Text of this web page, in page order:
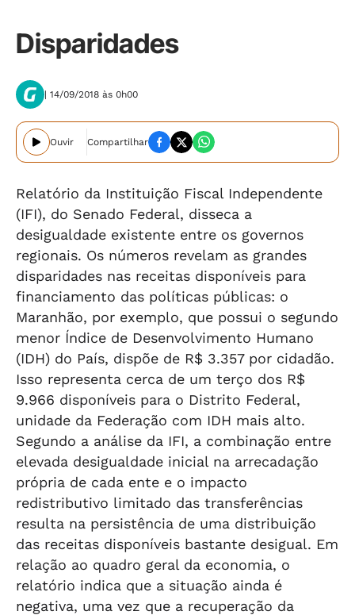
Disparidades
| 14/09/2018 às 0h00
Ouvir Compartilhar
Relatório da Instituição Fiscal Independente
(IFI), do Senado Federal, disseca a
desigualdade existente entre os governos
regionais. Os números revelam as grandes
disparidades nas receitas disponíveis para
financiamento das políticas públicas: o
Maranhão, por exemplo, que possui o segundo
menor Índice de Desenvolvimento Humano
(IDH) do País, dispõe de R$ 3.357 por cidadão.
Isso representa cerca de um terço dos R$
9.966 disponíveis para o Distrito Federal,
unidade da Federação com IDH mais alto.
Segundo a análise da IFI, a combinação entre
elevada desigualdade inicial na arrecadação
própria de cada ente e o impacto
redistributivo limitado das transferências
resulta na persistência de uma distribuição
das receitas disponíveis bastante desigual. Em
relação ao quadro geral da economia, o
relatório indica que a situação ainda é
negativa, uma vez que a recuperação da